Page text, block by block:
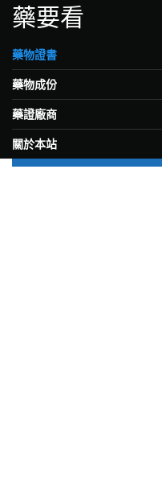
藥要看
藥物證書
藥物成份
藥證廠商
關於本站